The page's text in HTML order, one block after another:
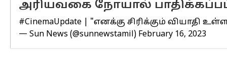
அரியவகை நோயால்
#CinemaUpdate | "எனக்கு சிரிக்கும் வியாதி
— Sun News (@sunnewstamil) February 16, 2023